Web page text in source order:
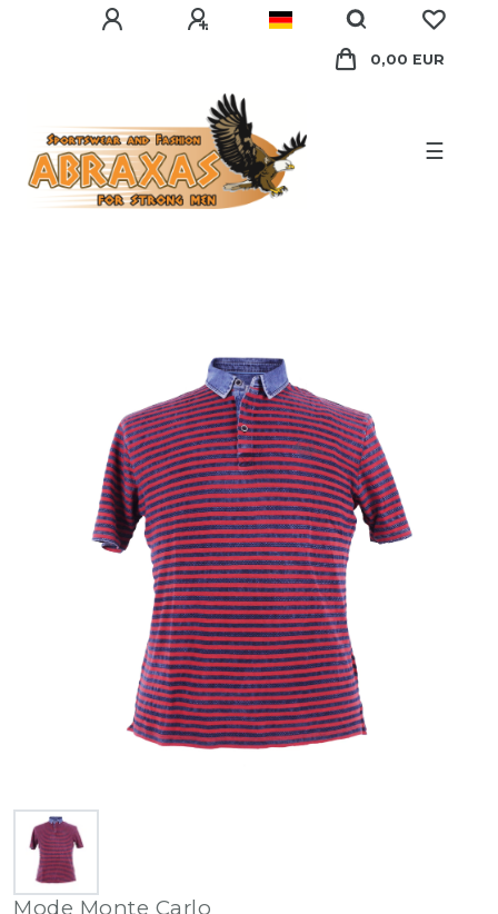
0,00 EUR
☰
Mode Monte Carlo